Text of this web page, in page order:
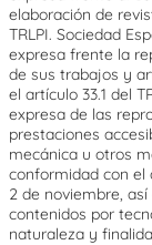
elaboración de
TRLPI. Sociedad
expresa frente la
de sus trabajos y
el artículo 33.1 del
expresa de las
prestaciones
mecánica u otros
conformidad con el
2 de noviembre,
contenidos por
naturaleza y